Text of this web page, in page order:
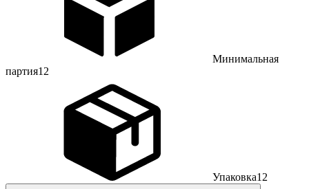
Минимальная
партия12
Упаковка12